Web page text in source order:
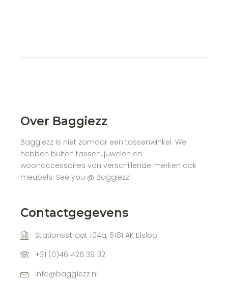
Over Baggiezz
Baggiezz is niet zomaar een tassenwinkel. We
hebben buiten tassen, juwelen en
woonaccessoires van verschillende merken ook
meubels. See you @ Baggiezz!
Contactgegevens
Stationsstraat 104a, 6181 AK Elsloo
+31 (0)46 426 39 32
info@baggiezz.nl